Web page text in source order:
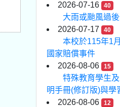
2026-07-16
40
大雨或颱風過
2026-07-17
40
本校於115年1
國家賠償事件
2026-08-06
15
特殊教育學生
明手冊(修訂版)與學
2026-08-06
12